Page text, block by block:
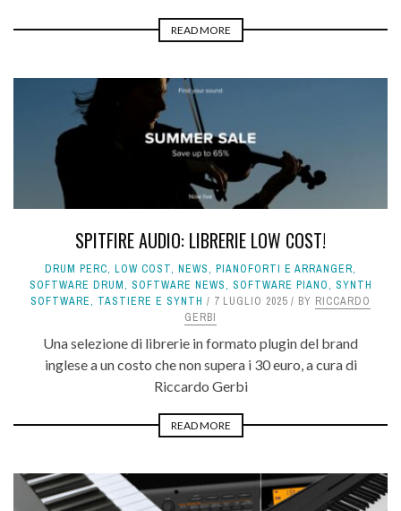
READ MORE
SPITFIRE AUDIO: LIBRERIE LOW COST!
DRUM PERC, LOW COST, NEWS, PIANOFORTI E ARRANGER,
SOFTWARE DRUM, SOFTWARE NEWS, SOFTWARE PIANO, SYNTH
SOFTWARE, TASTIERE E SYNTH 7 LUGLIO 2025 BY RICCARDO
GERBI
Una selezione di librerie in formato plugin del brand
inglese a un costo che non supera i 30 euro, a cura di
Riccardo Gerbi
READ MORE